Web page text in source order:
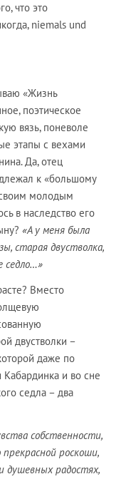
что это
niemals und
«Жизнь
поэтическое
вязь, поневоле
этапы с вехами
Да, отец
к «большому
своим молодым
в наследство его
«А у меня была
старая двустволка,
седло…»
Вместо
двустволки –
даже по
и во сне
седла – два
собственности,
роскоши,
душевных радостях,